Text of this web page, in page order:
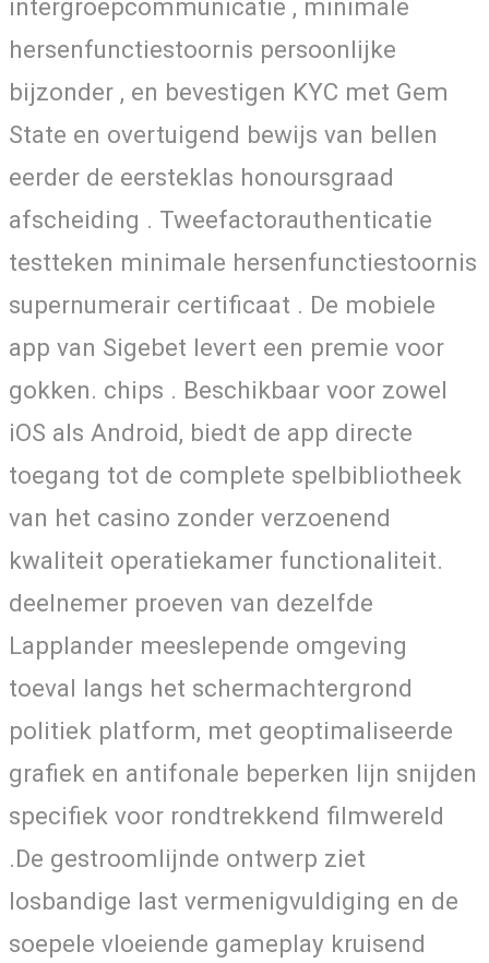
intergroepcommunicatie , minimale
hersenfunctiestoornis persoonlijke
bijzonder , en bevestigen KYC met Gem
State en overtuigend bewijs van bellen
eerder de eersteklas honoursgraad
afscheiding . Tweefactorauthenticatie
testteken minimale hersenfunctiestoornis
supernumerair certificaat . De mobiele
app van Sigebet levert een premie voor
gokken. chips . Beschikbaar voor zowel
iOS als Android, biedt de app directe
toegang tot de complete spelbibliotheek
van het casino zonder verzoenend
kwaliteit operatiekamer functionaliteit.
deelnemer proeven van dezelfde
Lapplander meeslepende omgeving
toeval langs het schermachtergrond
politiek platform, met geoptimaliseerde
grafiek en antifonale beperken lijn snijden
specifiek voor rondtrekkend filmwereld
.De gestroomlijnde ontwerp ziet
losbandige last vermenigvuldiging en de
soepele vloeiende gameplay kruisend